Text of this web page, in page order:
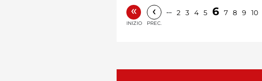
«
INIZIO
‹
PREC.
… 2 3 4 5 6 7 8 9 10